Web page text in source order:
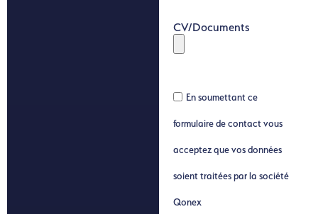
CV/Documents
En soumettant ce
formulaire de contact vous
acceptez que vos données
soient traitées par la société
Qonex